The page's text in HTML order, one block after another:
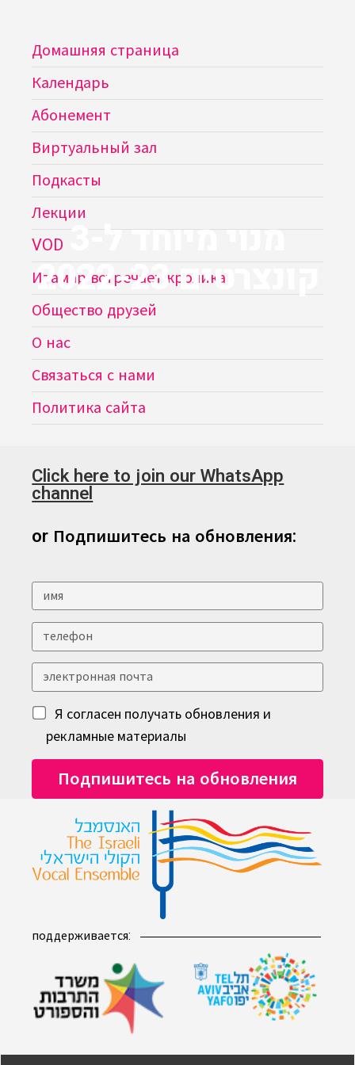
מנוי מיוחד ל-3
קונצרטים 2022-23
Домашняя страница
Календарь
Абонемент
Виртуальный зал
Подкасты
Лекции
VOD
Итамар встречает кролика
Общество друзей
О нас
Связаться с нами
Политика сайта
Click here to join our WhatsApp
channel
or Подпишитесь на обновления:
Я согласен получать обновления и
рекламные материалы
поддерживается: